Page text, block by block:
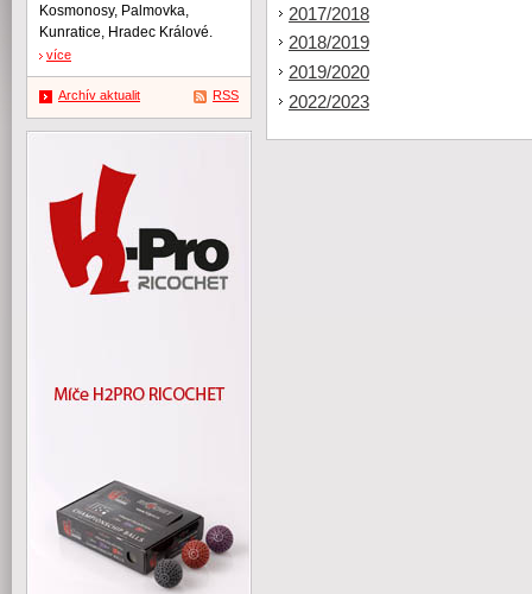
2017/2018
2018/2019
2019/2020
2022/2023
Kosmonosy, Palmovka,
Kunratice, Hradec Králové.
více
Archív aktualit RSS